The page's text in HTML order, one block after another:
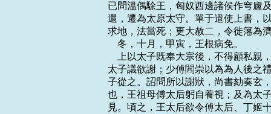
已問溫偶駼王，匈奴西邊諸侯作穹廬
還，遷為太原太守。單于遣使上書，
求地，法當死；更大赦二，令徙籓為
    冬，十月，甲寅，王根病免。
上以太子既奉大宗後，不得顧私
太子議欲謝；少傅閻崇以為為人後之
子從之。詔問所以謝狀，尚書劾奏玄
也，王祖母傅太后躬自養視；及為太
見。頃之，王太后欲令傅太后、丁姬